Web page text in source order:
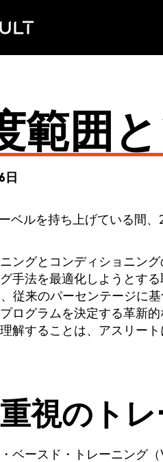
範囲
日
ングとコンディショニン
グ手法を最適化しようとす
、従来のパーセンテージに
ログラムを決定する革新
解することは、アスリー
視のト
ベースド・トレーニング